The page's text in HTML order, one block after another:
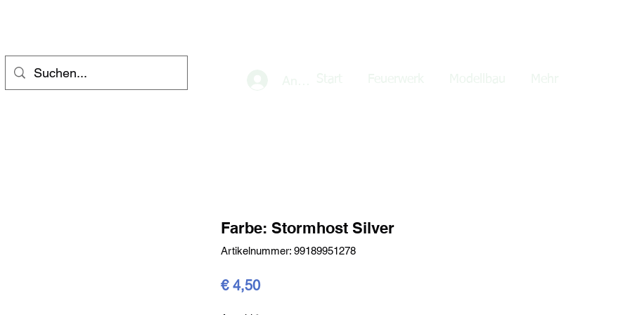
Farbe: Stormhost Silver
Artikelnummer: 99189951278
€ 4,50Preis